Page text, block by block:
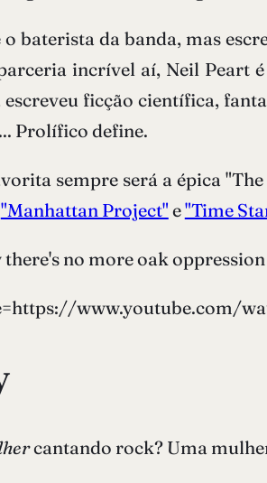
o baterista da banda, mas
incrível aí, Neil Peart
ficção científica,
Prolífico define.
sempre será a épica
"Manhattan Project" e"Time
there's no more oak
www.youtube.com/
cantando rock? Uma